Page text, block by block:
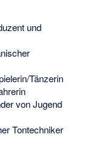
und
Tänzerin
vonJugend
Tontechniker